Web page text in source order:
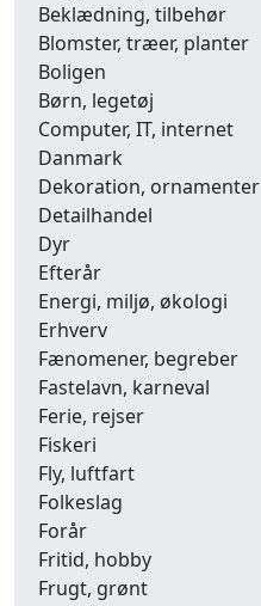
Beklædning, tilbehør
Blomster, træer, planter
Boligen
Børn, legetøj
Computer, IT, internet
Danmark
Dekoration, ornamenter
Detailhandel
Dyr
Efterår
Energi, miljø, økologi
Erhverv
Fænomener, begreber
Fastelavn, karneval
Ferie, rejser
Fiskeri
Fly, luftfart
Folkeslag
Forår
Fritid, hobby
Frugt, grønt